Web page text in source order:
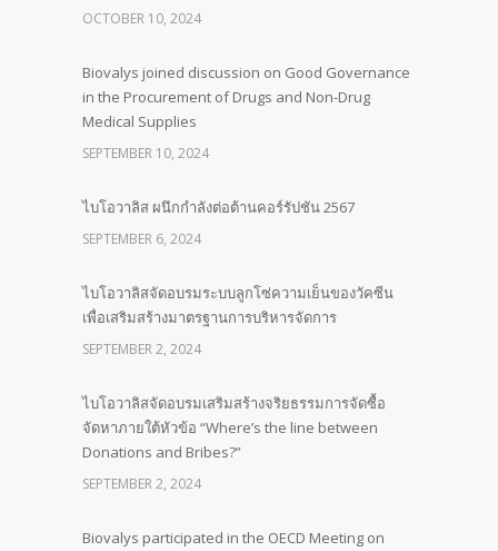
OCTOBER 10, 2024
Biovalys joined discussion on Good Governance
in the Procurement of Drugs and Non-Drug
Medical Supplies
SEPTEMBER 10, 2024
ไบโอวาลิส ผนึกกำลังต่อต้านคอร์รัปชัน 2567
SEPTEMBER 6, 2024
ไบโอวาลิสจัดอบรมระบบลูกโซ่ความเย็นของวัคซีน
เพื่อเสริมสร้างมาตรฐานการบริหารจัดการ
SEPTEMBER 2, 2024
ไบโอวาลิสจัดอบรมเสริมสร้างจริยธรรมการจัดซื้อ
จัดหาภายใต้หัวข้อ “Where’s the line between
Donations and Bribes?”
SEPTEMBER 2, 2024
Biovalys participated in the OECD Meeting on